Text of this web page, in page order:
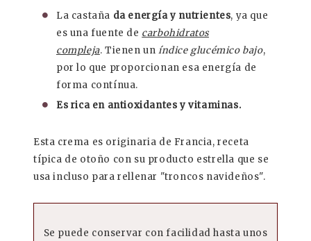
La castaña da energía y nutrientes, ya que
es una fuente de carbohidratos
compleja. Tienen uníndice glucémico bajo,
por lo que proporcionan esa energía de
forma contínua.
Es rica en antioxidantes y vitaminas.
Esta crema es originaria de Francia, receta
típica de otoño con su producto estrella que se
usa incluso para rellenar "troncos navideños".
Se puede conservar con facilidad hasta unos